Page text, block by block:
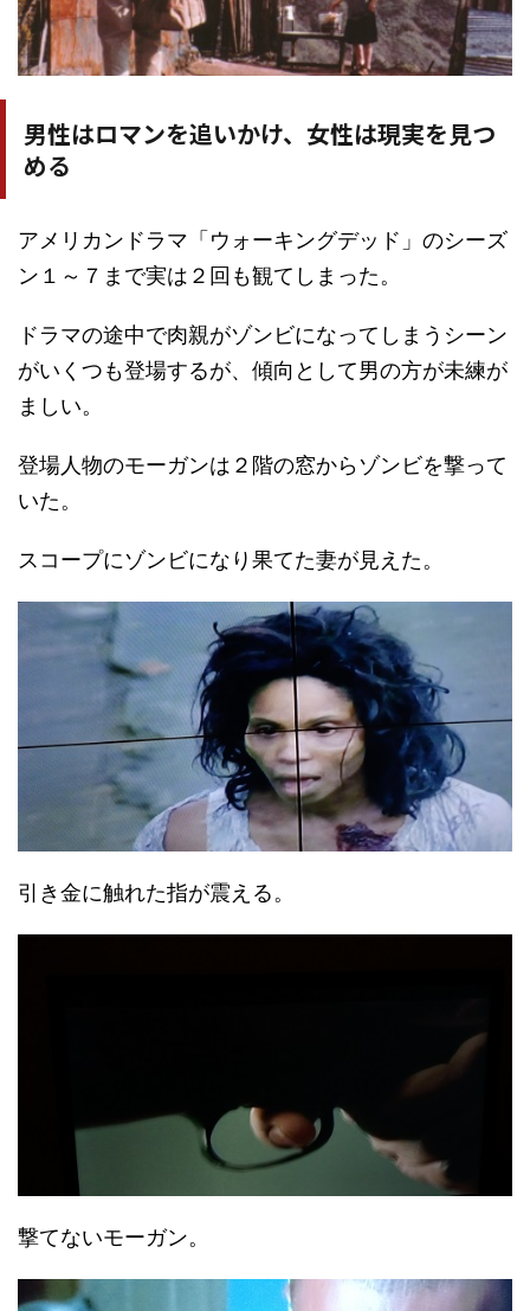
男性はロマンを追いかけ、女性は現実を見つ
める
アメリカンドラマ「ウォーキングデッド」のシーズ
ン１～７まで実は２回も観てしまった。
ドラマの途中で肉親がゾンビになってしまうシーン
がいくつも登場するが、傾向として男の方が未練が
ましい。
登場人物のモーガンは２階の窓からゾンビを撃って
いた。
スコープにゾンビになり果てた妻が見えた。
引き金に触れた指が震える。
撃てないモーガン。